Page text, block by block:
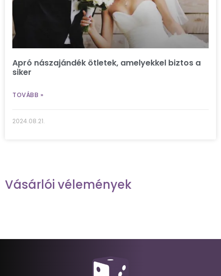
Apró nászajándék ötletek, amelyekkel biztos a
siker
TOVÁBB »
2024.08.21.
Vásárlói vélemények